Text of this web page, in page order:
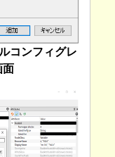
コンフィグレ
面